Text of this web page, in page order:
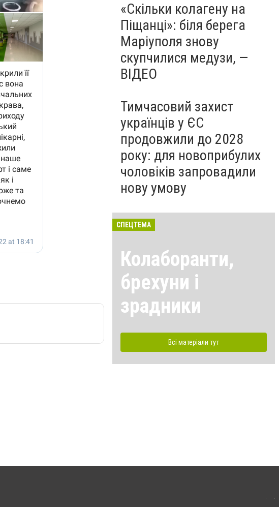
«Скільки колагену на
Піщанці»: біля берега
Маріуполя знову
скупчилися медузи, —
ВІДЕО
Тимчасовий захист
українців у ЄС
продовжили до 2028
року: для новоприбулих
чоловіків запровадили
нову умову
СПЕЦТЕМА
Колаборанти,
брехуни і
зрадники
Всі матеріали тут